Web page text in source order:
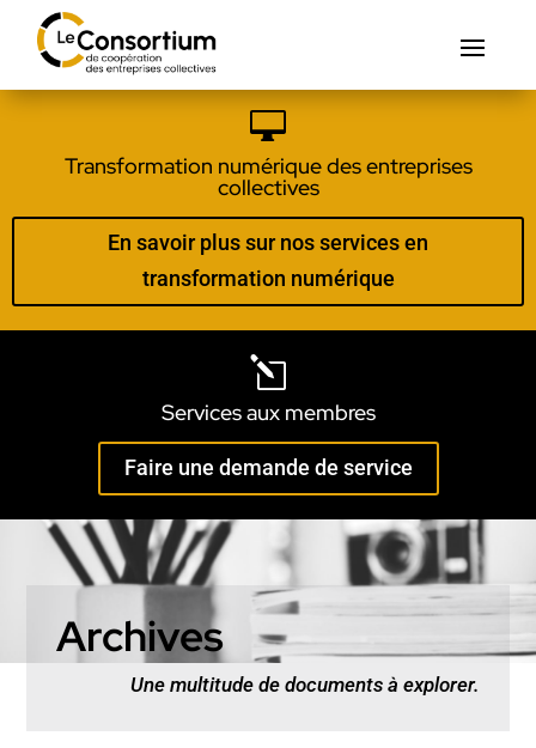

Transformation numérique des entreprises
collectives
En savoir plus sur nos services en
transformation numérique
l
Services aux membres
Faire une demande de service
Archives
Une multitude de documents à explorer.